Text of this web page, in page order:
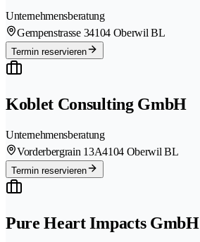
Unternehmensberatung
Gempenstrasse 34104 Oberwil BL
Termin reservieren
Koblet Consulting GmbH
Unternehmensberatung
Vorderbergrain 13A4104 Oberwil BL
Termin reservieren
Pure Heart Impacts GmbH